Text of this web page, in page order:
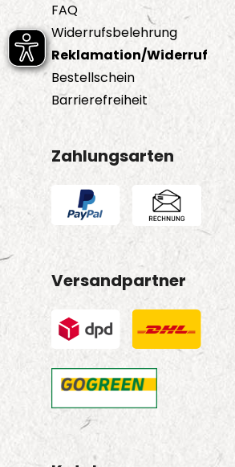
FAQ
Widerrufsbelehrung
Reklamation/Widerruf
Bestellschein
Barrierefreiheit
Zahlungsarten
Versandpartner